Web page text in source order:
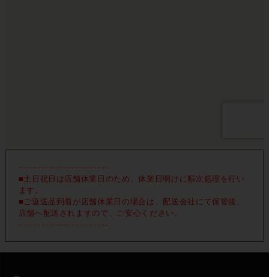
--------------------------------
■土日祝日は店舗休業日のため、休業日明けに順次処理を行い
ます。
■ご返送品到着が店舗休業日の場合は、配送会社にて保管後、
店舗へ配送されますので、ご安心ください。
--------------------------------